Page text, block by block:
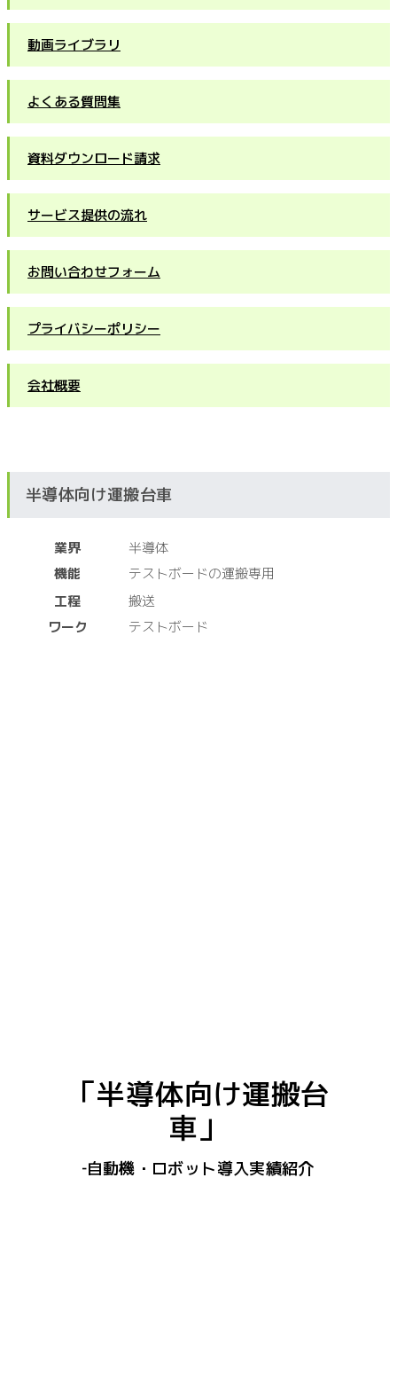
「半導体向け運搬台
車」
‐自動機・ロボット導入実績紹介
動画ライブラリ
よくある質問集
資料ダウンロード請求
サービス提供の流れ
お問い合わせフォーム
プライバシーポリシー
会社概要
半導体向け運搬台車
業界
半導体
機能
テストボードの運搬専用
工程
搬送
ワーク
テストボード